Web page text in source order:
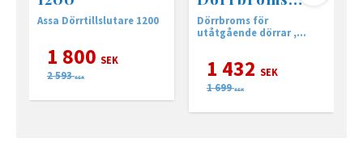
Assa Dörrtillslutare 1200
1 800 SEK
2 593 SEK
523T/2 Svart
Dörrbroms för
utåtgående dörrar ,
1 432 SEK
1 699 SEK